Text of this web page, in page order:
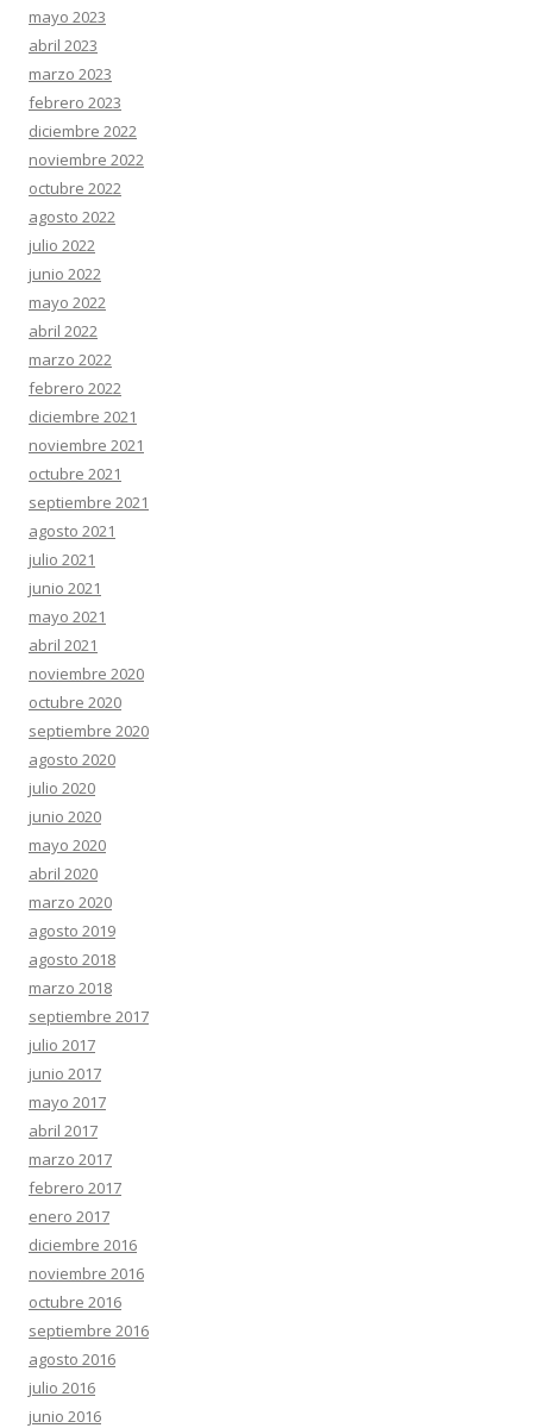
mayo 2023
abril 2023
marzo 2023
febrero 2023
diciembre 2022
noviembre 2022
octubre 2022
agosto 2022
julio 2022
junio 2022
mayo 2022
abril 2022
marzo 2022
febrero 2022
diciembre 2021
noviembre 2021
octubre 2021
septiembre 2021
agosto 2021
julio 2021
junio 2021
mayo 2021
abril 2021
noviembre 2020
octubre 2020
septiembre 2020
agosto 2020
julio 2020
junio 2020
mayo 2020
abril 2020
marzo 2020
agosto 2019
agosto 2018
marzo 2018
septiembre 2017
julio 2017
junio 2017
mayo 2017
abril 2017
marzo 2017
febrero 2017
enero 2017
diciembre 2016
noviembre 2016
octubre 2016
septiembre 2016
agosto 2016
julio 2016
junio 2016